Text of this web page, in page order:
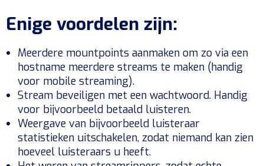
Enige voordelen zijn:
Meerdere mountpoints aanmaken om zo via een
hostname meerdere streams te maken (handig
voor mobile streaming).
Stream beveiligen met een wachtwoord. Handig
voor bijvoorbeeld betaald luisteren.
Weergave van bijvoorbeeld luisteraar
statistieken uitschakelen, zodat niemand kan zien
hoeveel luisteraars u heeft.